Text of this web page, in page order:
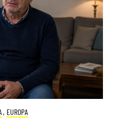
, EUROPA